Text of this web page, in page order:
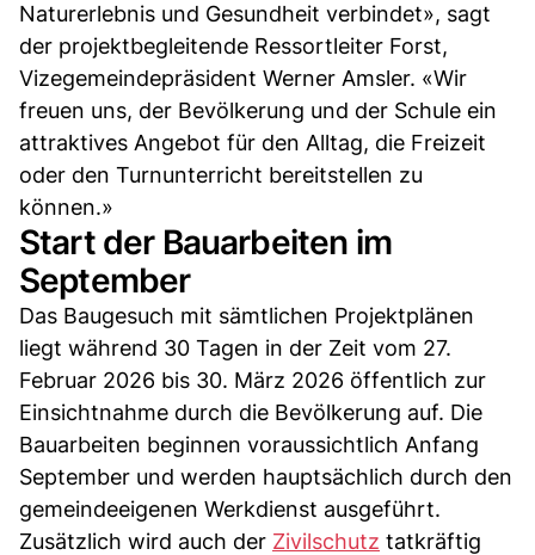
Naturerlebnis und Gesundheit verbindet», sagt
der projektbegleitende Ressortleiter Forst,
Vizegemeindepräsident Werner Amsler. «Wir
freuen uns, der Bevölkerung und der Schule ein
attraktives Angebot für den Alltag, die Freizeit
oder den Turnunterricht bereitstellen zu
können.»
Start der Bauarbeiten im
September
Das Baugesuch mit sämtlichen Projektplänen
liegt während 30 Tagen in der Zeit vom 27.
Februar 2026 bis 30. März 2026 öffentlich zur
Einsichtnahme durch die Bevölkerung auf. Die
Bauarbeiten beginnen voraussichtlich Anfang
September und werden hauptsächlich durch den
gemeindeeigenen Werkdienst ausgeführt.
Zusätzlich wird auch der Zivilschutz tatkräftig